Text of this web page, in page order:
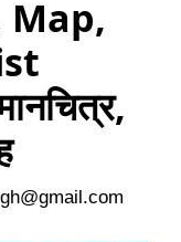
Map,